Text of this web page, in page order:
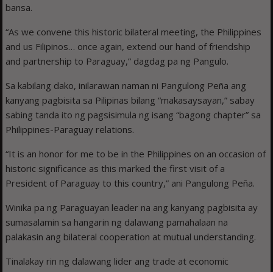
bansa.
“As we convene this historic bilateral meeting, the Philippines
and us Filipinos… once again, extend our hand of friendship
and partnership to Paraguay,” dagdag pa ng Pangulo.
Sa kabilang dako, inilarawan naman ni Pangulong Peña ang
kanyang pagbisita sa Pilipinas bilang “makasaysayan,” sabay
sabing tanda ito ng pagsisimula ng isang “bagong chapter” sa
Philippines-Paraguay relations.
“It is an honor for me to be in the Philippines on an occasion of
historic significance as this marked the first visit of a
President of Paraguay to this country,” ani Pangulong Peña.
Winika pa ng Paraguayan leader na ang kanyang pagbisita ay
sumasalamin sa hangarin ng dalawang pamahalaan na
palakasin ang bilateral cooperation at mutual understanding.
Tinalakay rin ng dalawang lider ang trade at economic